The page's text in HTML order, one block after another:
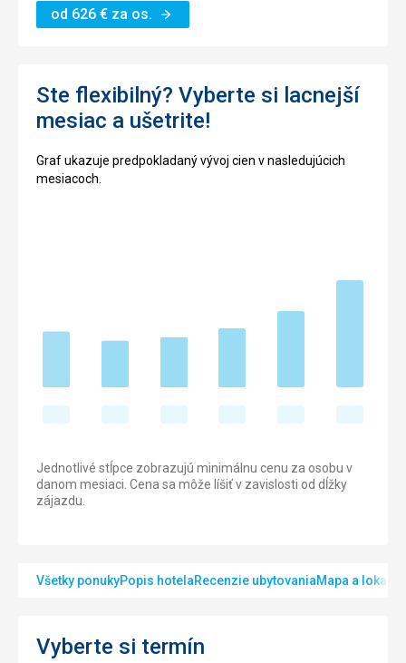
od 626 € za os.
Ste flexibilný? Vyberte si lacnejší
mesiac a ušetrite!
Graf ukazuje predpokladaný vývoj cien v nasledujúcich
mesiacoch.
Jednotlivé stĺpce zobrazujú minimálnu cenu za osobu v
danom mesiaci. Cena sa môže líšiť v zavislosti od dĺžky
zájazdu.
Všetky ponukyPopis hotelaRecenzie ubytovaniaMapa a lokalita
Vyberte si termín